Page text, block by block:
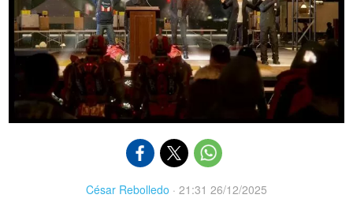
César Rebolledo · 21:31 26/12/2025